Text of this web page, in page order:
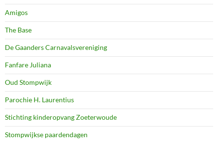
Amigos
The Base
De Gaanders Carnavalsvereniging
Fanfare Juliana
Oud Stompwijk
Parochie H. Laurentius
Stichting kinderopvang Zoeterwoude
Stompwijkse paardendagen